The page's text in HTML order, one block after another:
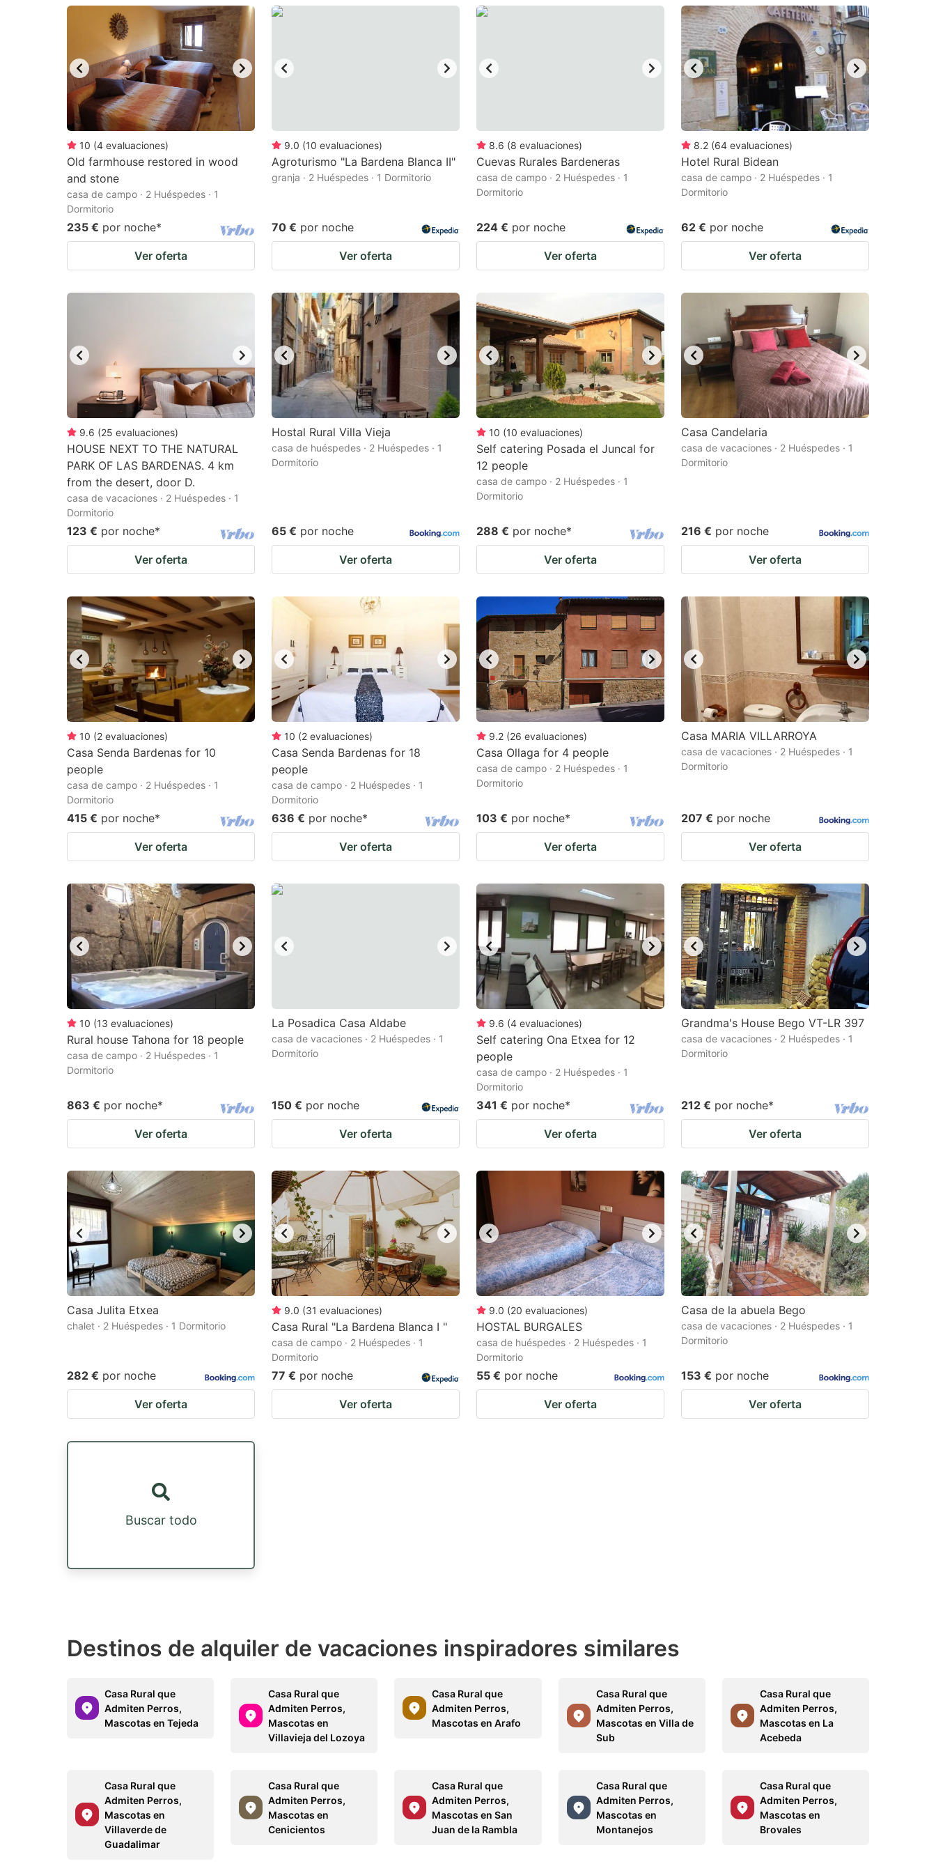
question
mark
key
to
get
the
keyboard
shortcuts
for
changing
dates.
keyboard
shortcuts
dates.
10 (4 evaluaciones)
Old farmhouse restored in wood
and stone
casa de campo · 2 Huéspedes · 1
Dormitorio
235 € por noche*
Ver oferta
9.0 (10 evaluaciones)
Agroturismo "La Bardena Blanca II"
granja · 2 Huéspedes · 1 Dormitorio
70 € por noche
Ver oferta
8.6 (8 evaluaciones)
Cuevas Rurales Bardeneras
casa de campo · 2 Huéspedes · 1
Dormitorio
224 € por noche
Ver oferta
8.2 (64 evaluaciones)
Hotel Rural Bidean
casa de campo · 2 Huéspedes · 1
Dormitorio
62 € por noche
Ver oferta
9.6 (25 evaluaciones)
HOUSE NEXT TO THE NATURAL
PARK OF LAS BARDENAS. 4 km
from the desert, door D.
casa de vacaciones · 2 Huéspedes · 1
Dormitorio
123 € por noche*
Ver oferta
Hostal Rural Villa Vieja
casa de huéspedes · 2 Huéspedes · 1
Dormitorio
65 € por noche
Ver oferta
10 (10 evaluaciones)
Self catering Posada el Juncal for
12 people
casa de campo · 2 Huéspedes · 1
Dormitorio
288 € por noche*
Ver oferta
Casa Candelaria
casa de vacaciones · 2 Huéspedes · 1
Dormitorio
216 € por noche
Ver oferta
10 (2 evaluaciones)
Casa Senda Bardenas for 10
people
casa de campo · 2 Huéspedes · 1
Dormitorio
415 € por noche*
Ver oferta
10 (2 evaluaciones)
Casa Senda Bardenas for 18
people
casa de campo · 2 Huéspedes · 1
Dormitorio
636 € por noche*
Ver oferta
9.2 (26 evaluaciones)
Casa Ollaga for 4 people
casa de campo · 2 Huéspedes · 1
Dormitorio
103 € por noche*
Ver oferta
Casa MARIA VILLARROYA
casa de vacaciones · 2 Huéspedes · 1
Dormitorio
207 € por noche
Ver oferta
10 (13 evaluaciones)
Rural house Tahona for 18 people
casa de campo · 2 Huéspedes · 1
Dormitorio
863 € por noche*
Ver oferta
La Posadica Casa Aldabe
casa de vacaciones · 2 Huéspedes · 1
Dormitorio
150 € por noche
Ver oferta
9.6 (4 evaluaciones)
Self catering Ona Etxea for 12
people
casa de campo · 2 Huéspedes · 1
Dormitorio
341 € por noche*
Ver oferta
Grandma's House Bego VT-LR 397
casa de vacaciones · 2 Huéspedes · 1
Dormitorio
212 € por noche*
Ver oferta
Casa Julita Etxea
chalet · 2 Huéspedes · 1 Dormitorio
282 € por noche
Ver oferta
9.0 (31 evaluaciones)
Casa Rural "La Bardena Blanca I "
casa de campo · 2 Huéspedes · 1
Dormitorio
77 € por noche
Ver oferta
9.0 (20 evaluaciones)
HOSTAL BURGALES
casa de huéspedes · 2 Huéspedes · 1
Dormitorio
55 € por noche
Ver oferta
Casa de la abuela Bego
casa de vacaciones · 2 Huéspedes · 1
Dormitorio
153 € por noche
Ver oferta
Buscar todo
Destinos de alquiler de vacaciones inspiradores similares
Casa Rural que
Admiten Perros,
Mascotas en Tejeda
Casa Rural que
Admiten Perros,
Mascotas en
Villavieja del Lozoya
Casa Rural que
Admiten Perros,
Mascotas en Arafo
Casa Rural que
Admiten Perros,
Mascotas en Villa de
Sub
Casa Rural que
Admiten Perros,
Mascotas en La
Acebeda
Casa Rural que
Admiten Perros,
Mascotas en
Villaverde de
Guadalimar
Casa Rural que
Admiten Perros,
Mascotas en
Cenicientos
Casa Rural que
Admiten Perros,
Mascotas en San
Juan de la Rambla
Casa Rural que
Admiten Perros,
Mascotas en
Montanejos
Casa Rural que
Admiten Perros,
Mascotas en
Brovales